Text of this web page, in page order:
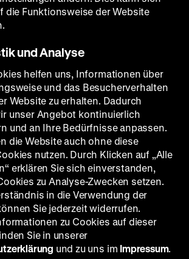
Oktober 2023, 11.00-11.30 Uhr
in Köln sang Wolf Biermann 1976:
eine KP“. Trotz seiner
Überzeugung wurde
der Folge gegen seinen Willen aus
die Funktionsweise der Website
und Analyse
helfen uns, Informationen über
und das Besucherverhalten
Website zu erhalten. Dadurch
unser Angebot kontinuierlich
und an Ihre Bedürfnisse anpassen.
die Website auch ohne diese
nutzen. Durch Klicken auf „Alle
erklären Sie sich einverstanden,
zu Analyse-Zwecken setzen.
in die Verwendung der
Sie jederzeit widerrufen.
zu Cookies auf dieser
Sie in unserer
und zu uns im Impressum.